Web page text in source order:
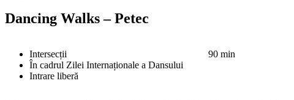
Dancing Walks – Petec
Intersecții
În cadrul Zilei Internaționale a Dansului
Intrare liberă
90 min